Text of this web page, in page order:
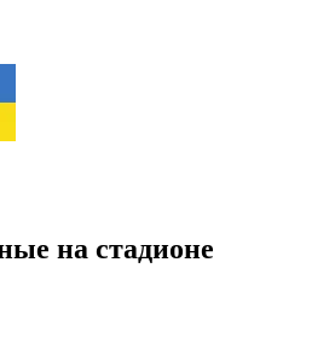
на стадионе